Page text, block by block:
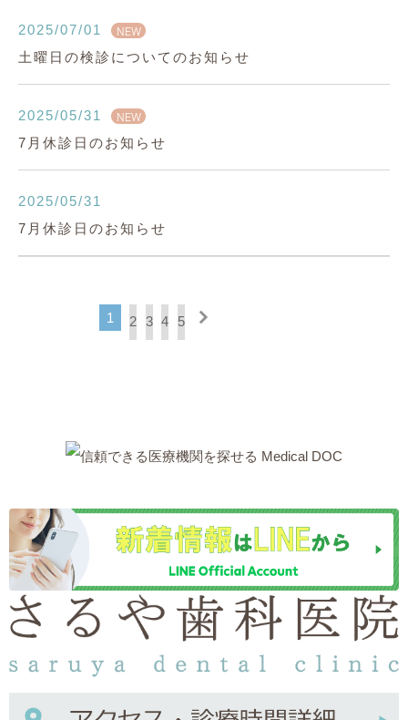
2025/07/01 NEW
土曜日の検診についてのお知らせ
2025/05/31 NEW
7月休診日のお知らせ
2025/05/31
7月休診日のお知らせ
1 2 3 4 5